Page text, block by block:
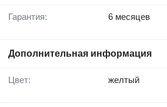
Гарантия: 6 месяцев
Дополнительная информация
Цвет: желтый